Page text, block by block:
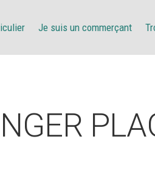
Je suis un commerçant